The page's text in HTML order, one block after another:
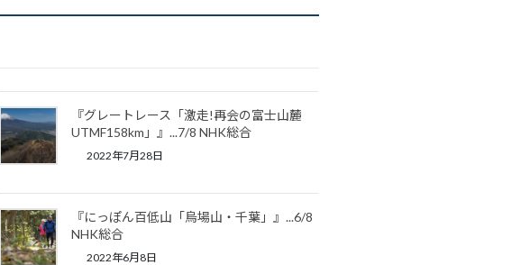
『グレートレース「激走!再会の富士山麓
UTMF158km」』...7/8 NHK総合
2022年7月28日
『にっぽん百低山「烏場山・千葉」』...6/8
NHK総合
2022年6月8日